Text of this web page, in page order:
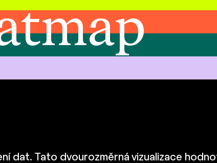
dat. Tato dvourozměrná vizualizace